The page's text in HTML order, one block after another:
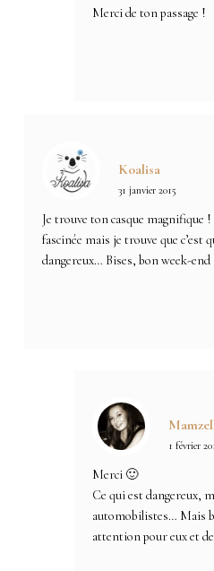
Merci de ton passage !
Koalisa
31 janvier 2015
Je trouve ton casque magnifique
fascinée mais je trouve que c’est
dangereux… Bises, bon week-end
1 février
Merci 🙂
Ce qui est dangereux,
automobilistes… Mais
attention pour eux et